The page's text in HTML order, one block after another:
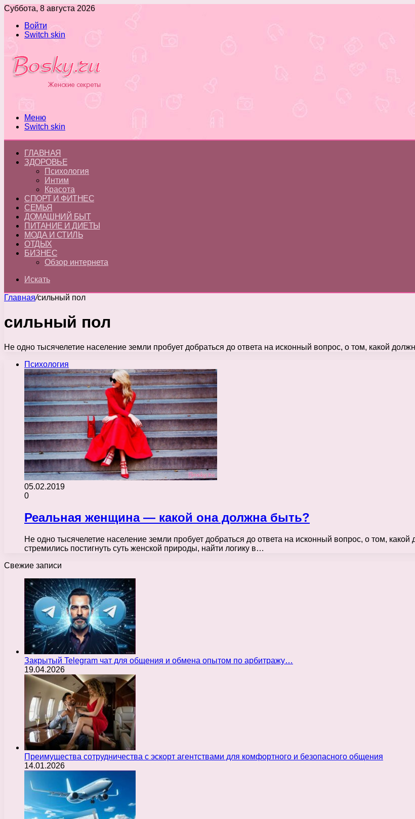
Суббота, 8 августа 2026
Войти
Switch skin
Меню
Switch skin
ГЛАВНАЯ
ЗДОРОВЬЕ
Психология
Интим
Красота
СПОРТ И ФИТНЕС
СЕМЬЯ
ДОМАШНИЙ БЫТ
ПИТАНИЕ И ДИЕТЫ
МОДА И СТИЛЬ
ОТДЫХ
БИЗНЕС
Обзор интернета
Искать
Главная/сильный пол
сильный пол
Не одно тысячелетие население земли пробует добраться до ответа на исконный вопрос, о том, какой
Психология
05.02.2019
0
Реальная женщина — какой она должна быть?
Не одно тысячелетие население земли пробует добраться до ответа на исконный вопрос, о том,
стремились постигнуть суть женской природы, найти логику в…
Свежие записи
Закрытый Telegram чат для общения и обмена опытом по арбитражу…
19.04.2026
Преимущества сотрудничества с эскорт агентствами для комфортного и безопасного общения
14.01.2026